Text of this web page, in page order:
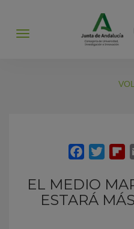
Abrir
EL MEDIO
ESTARÁ